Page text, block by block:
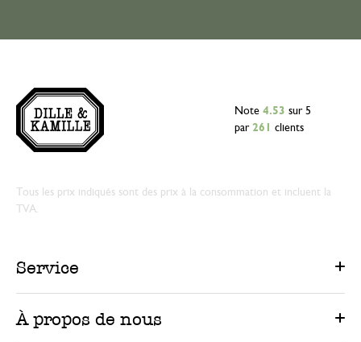
Note 4.53 sur 5
par 261 clients
Tous les prix indiqués sont des prix à la consommation et incluent la
TVA.
Service
À propos de nous